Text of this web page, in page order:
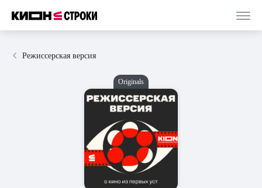
Режиссерская версия
Originals